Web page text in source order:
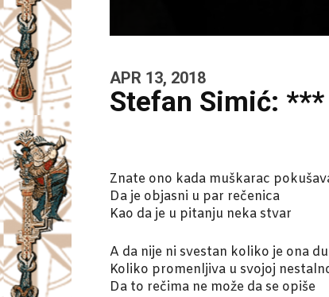
APR 13, 2018
Stefan Simić: ***
Znate ono kada muškarac
Da je objasni u par rečenica
Kao da je u pitanju neka stvar
A da nije ni svestan koliko je ona
Koliko promenljiva u svojoj
Da to rečima ne može da se opiše